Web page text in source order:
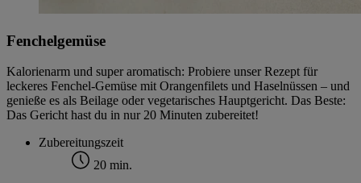
Fenchelgemüse
Kalorienarm und super aromatisch: Probiere unser Rezept für
leckeres Fenchel-Gemüse mit Orangenfilets und Haselnüssen – und
genieße es als Beilage oder vegetarisches Hauptgericht. Das Beste:
Das Gericht hast du in nur 20 Minuten zubereitet!
Zubereitungszeit
20 min.